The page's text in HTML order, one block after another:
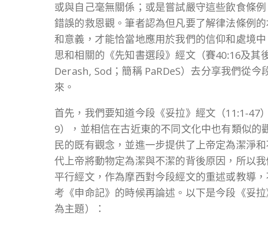
或與自己毫無關係；或是嘗試嚴守這些飲食條
錯誤的救恩觀。筆者認為但凡要了解律法條例
和意義，才能恰當地應用於我們的信仰和處境
思和相關的《先知書選段》經文（賽40:16及
Derash, Sod；簡稱 PaRDeS）去分享我們從
來。
首先，我們要知道今段《妥拉》經文（11:1-47
9），並相信在古近東的不同文化中也有類似
民的既有觀念，並進一步提供了上帝定為潔淨
代上帝將動物定為潔與不潔的背後原因，所以
平行經文，作為摩西對今段經文的重述或教導
考《申命記》的時候再論述。以下是今段《妥
為主題）：